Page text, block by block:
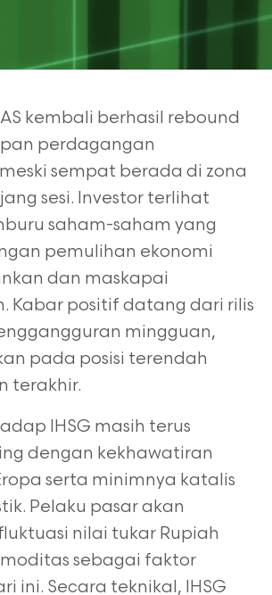
kembali berhasil rebound
perdagangan
sempat berada di zona
sesi. Investor terlihat
saham-saham yang
pemulihan ekonomi
dan maskapai
Kabar positif datang dari rilis
mingguan,
pada posisi terendah
terakhir.
IHSG masih terus
dengan kekhawatiran
serta minimnya katalis
Pelaku pasar akan
nilai tukar Rupiah
sebagai faktor
ini. Secara teknikal, IHSG